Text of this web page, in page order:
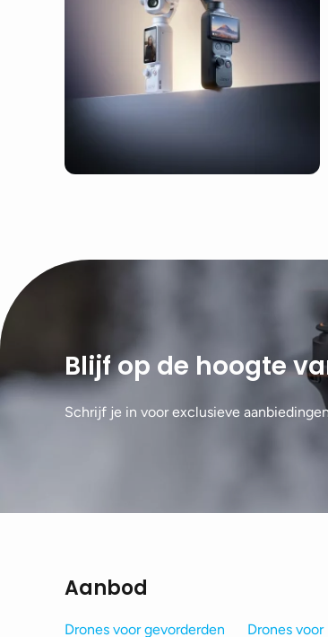
Blijf op de hoogte
Schrijf je in voor exclusieve
Aanbod
Drones voor gevorderden Drones